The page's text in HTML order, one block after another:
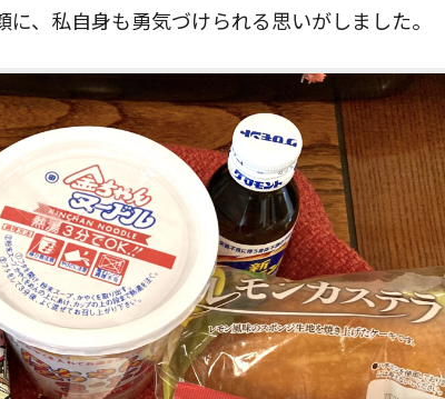
、私自身も勇気づけられる思いがしました。